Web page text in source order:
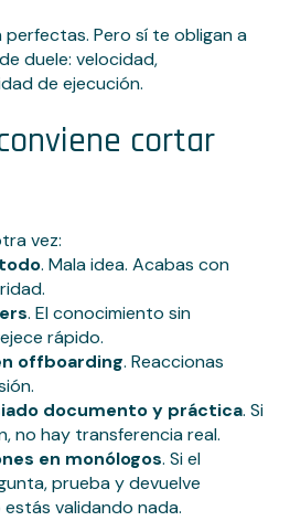
Pero sí te obligan a
duele: velocidad,
de ejecución.
cortar
vez:
. Mala idea. Acabas con
. El conocimiento sin
rápido.
offboarding. Reaccionas
documento y práctica. Si
no hay transferencia real.
en monólogos. Si el
prueba y devuelve
validando nada.